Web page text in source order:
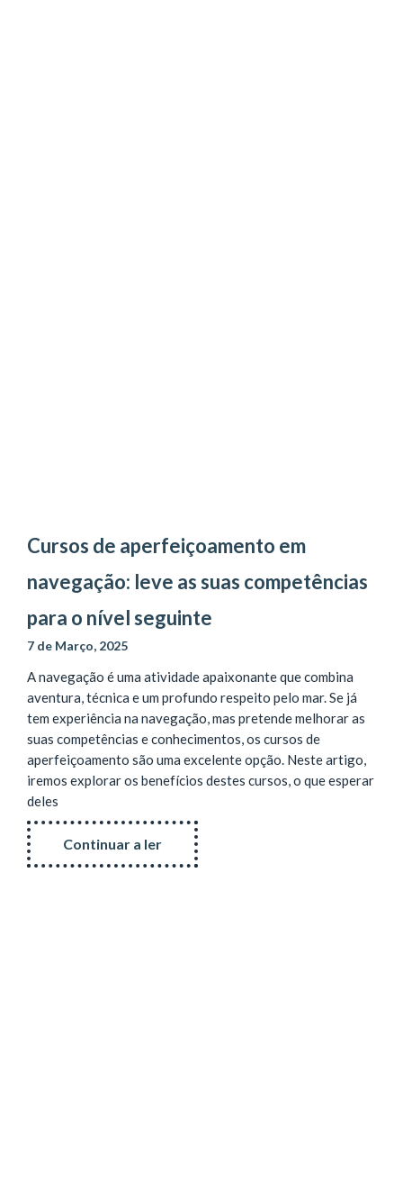
Cursos de aperfeiçoamento em
navegação: leve as suas competências
para o nível seguinte
7 de Março, 2025
A navegação é uma atividade apaixonante que combina
aventura, técnica e um profundo respeito pelo mar. Se já
tem experiência na navegação, mas pretende melhorar as
suas competências e conhecimentos, os cursos de
aperfeiçoamento são uma excelente opção. Neste artigo,
iremos explorar os benefícios destes cursos, o que esperar
deles
Continuar a ler